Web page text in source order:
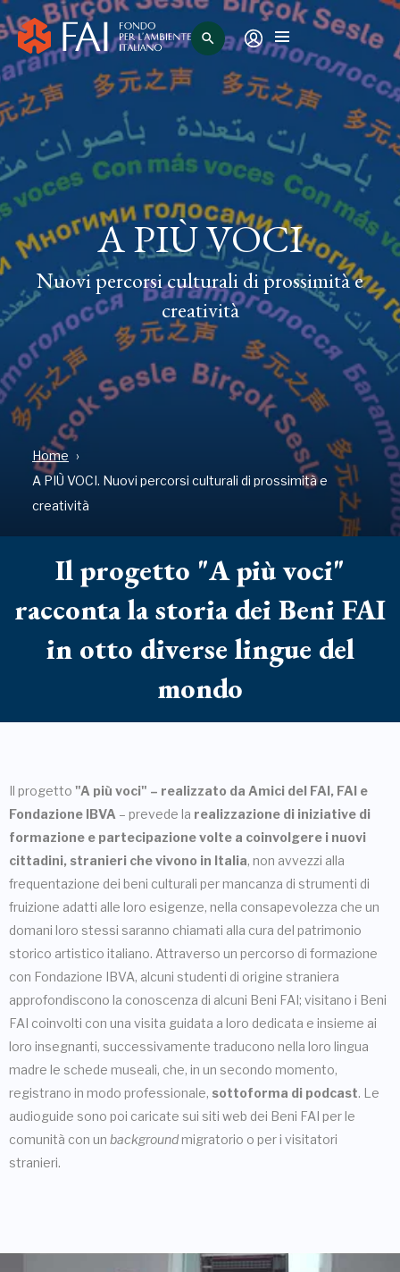
search
A PIÙ VOCI
Nuovi percorsi culturali di prossimità e
creatività
Home
A PIÙ VOCI. Nuovi percorsi culturali di prossimità e
creatività
Il progetto "A più voci"
racconta la storia dei Beni FAI
in otto diverse lingue del
mondo
Il progetto "A più voci" – realizzato da Amici del FAI, FAI e
Fondazione IBVA – prevede la realizzazione di iniziative di
formazione e partecipazione volte a coinvolgere i nuovi
cittadini, stranieri che vivono in Italia, non avvezzi alla
frequentazione dei beni culturali per mancanza di strumenti di
fruizione adatti alle loro esigenze, nella consapevolezza che un
domani loro stessi saranno chiamati alla cura del patrimonio
storico artistico italiano. Attraverso un percorso di formazione
con Fondazione IBVA, alcuni studenti di origine straniera
approfondiscono la conoscenza di alcuni Beni FAI; visitano i Beni
FAI coinvolti con una visita guidata a loro dedicata e insieme ai
loro insegnanti, successivamente traducono nella loro lingua
madre le schede museali, che, in un secondo momento,
registrano in modo professionale, sottoforma di podcast. Le
audioguide sono poi caricate sui siti web dei Beni FAI per le
comunità con un backgroundmigratorio o per i visitatori
stranieri.